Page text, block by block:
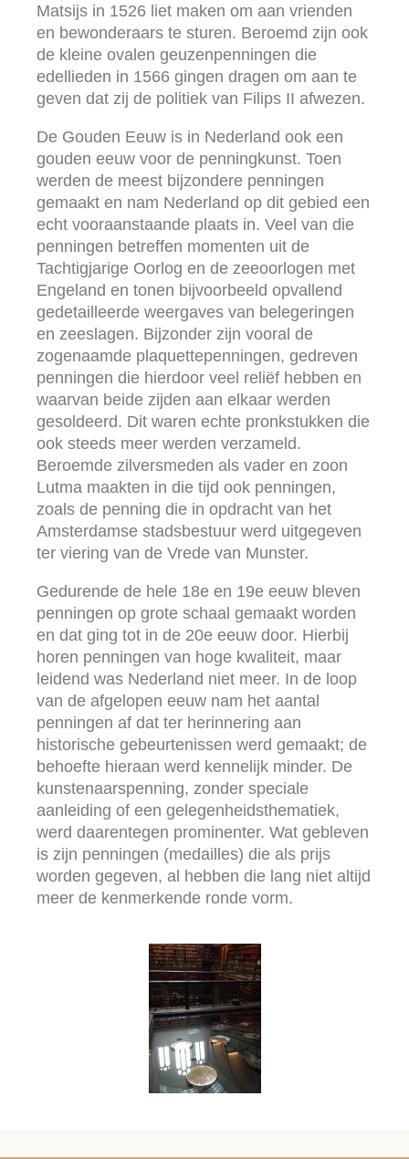
Matsijs in 1526 liet maken om aan vrienden
en bewonderaars te sturen. Beroemd zijn ook
de kleine ovalen geuzenpenningen die
edellieden in 1566 gingen dragen om aan te
geven dat zij de politiek van Filips II afwezen.
De Gouden Eeuw is in Nederland ook een
gouden eeuw voor de penningkunst. Toen
werden de meest bijzondere penningen
gemaakt en nam Nederland op dit gebied een
echt vooraanstaande plaats in. Veel van die
penningen betreffen momenten uit de
Tachtigjarige Oorlog en de zeeoorlogen met
Engeland en tonen bijvoorbeeld opvallend
gedetailleerde weergaves van belegeringen
en zeeslagen. Bijzonder zijn vooral de
zogenaamde plaquettepenningen, gedreven
penningen die hierdoor veel reliëf hebben en
waarvan beide zijden aan elkaar werden
gesoldeerd. Dit waren echte pronkstukken die
ook steeds meer werden verzameld.
Beroemde zilversmeden als vader en zoon
Lutma maakten in die tijd ook penningen,
zoals de penning die in opdracht van het
Amsterdamse stadsbestuur werd uitgegeven
ter viering van de Vrede van Munster.
Gedurende de hele 18e en 19e eeuw bleven
penningen op grote schaal gemaakt worden
en dat ging tot in de 20e eeuw door. Hierbij
horen penningen van hoge kwaliteit, maar
leidend was Nederland niet meer. In de loop
van de afgelopen eeuw nam het aantal
penningen af dat ter herinnering aan
historische gebeurtenissen werd gemaakt; de
behoefte hieraan werd kennelijk minder. De
kunstenaarspenning, zonder speciale
aanleiding of een gelegenheidsthematiek,
werd daarentegen prominenter. Wat gebleven
is zijn penningen (medailles) die als prijs
worden gegeven, al hebben die lang niet altijd
meer de kenmerkende ronde vorm.